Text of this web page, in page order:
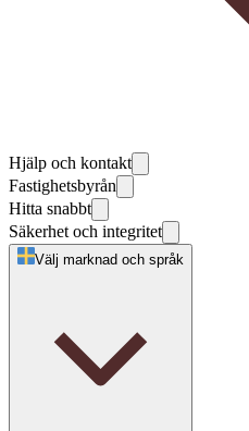
Hjälp och kontakt
Fastighetsbyrån
Hitta snabbt
Säkerhet och integritet
Välj marknad och språk